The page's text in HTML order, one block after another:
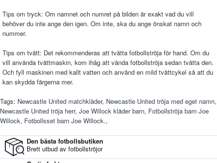
Tips om tryck: Om namnet och numret på bilden är exakt vad du vill
behöver du inte ange den igen. Om inte, ska du ange önskat namn och
nummer.
Tips om tvätt: Det rekommenderas att tvätta fotbollströja för hand. Om du
vill använda tvättmaskin, kom ihåg att vända fotbollströja sedan tvätta den.
Och fyll maskinen med kallt vatten och använd en mild tvättcykel så att du
kan skydda färgerna mer.
Tags: Newcastle United matchkläder, Newcastle United tröja med eget namn,
Newcastle United tröja herr, Joe Willock kläder barn, Fotbollströja barn Joe
Willock, Fotbollsset barn Joe Willock.,
Den bästa fotbollsbutiken
Brett utbud av fotbollströjor